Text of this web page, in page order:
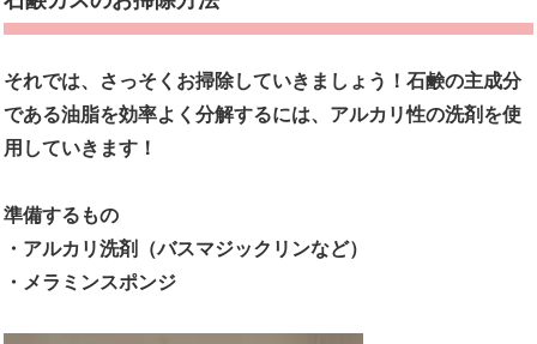
それでは、さっそくお掃除していきましょう！石鹸の主成分
である油脂を効率よく分解するには、アルカリ性の洗剤を使
用していきます！
準備するもの
・アルカリ洗剤（バスマジックリンなど）
・メラミンスポンジ